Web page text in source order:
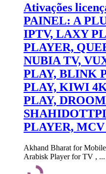
Ativações
PAINEL: A
IPTV, LAXY
PLAYER,
NUBIA TV,
PLAY, BLINK
PLAY, KIWI
PLAY,
PLAYER,
Akhand Bharat for
Arabisk Player for TV , ...